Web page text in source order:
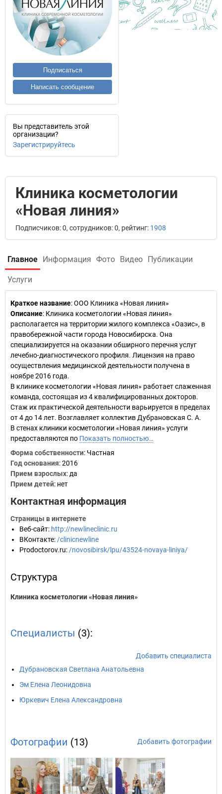
Подписаться
Написать сообщение
Вы представитель этой
организации?
Зарегистрируйтесь
Клиника косметологии
«Новая линия»
Подписчиков: 0, сотрудников: 0, рейтинг: 1908
Главное Информация Фото Видео Публикации
Услуги
Краткое название:ООО Клиника «Новая линия»
Описание: Клиника косметологии «Новая линия»
располагается на территории жилого комплекса «Оазис», в
правобережной части города Новосибирска. Она
специализируется на оказании обширного перечня услуг
лечебно-диагностического профиля. Лицензия на право
осуществления медицинской деятельности получена в
ноябре 2016 года.
В клинике косметологии «Новая линия» работает слаженная
команда, состоящая из 4 квалифицированных докторов.
Стаж их практической деятельности варьируется в пределах
от 4 до 14 лет. Возглавляет коллектив Дубрановская С. А.
В стенах клиники косметологии «Новая линия» услуги
предоставляются по Показать полностью…
Форма собственности: Частная
Год основания:2016
Прием взрослых: да
Прием детей: нет
Контактная информация
Страницы в интернете
Веб-сайт: http://newlineclinic.ru
ВКонтакте: /clinicnewline
Prodoctorov.ru: /novosibirsk/lpu/43524-novaya-liniya/
Структура
Клиника косметологии «Новая линия»
Специалисты (3):
Добавить специалиста
Дубрановская Светлана Анатольевна
Эм Елена Леонидовна
Юркевич Елена Александровна
Фотографии (13) Добавить фотографии